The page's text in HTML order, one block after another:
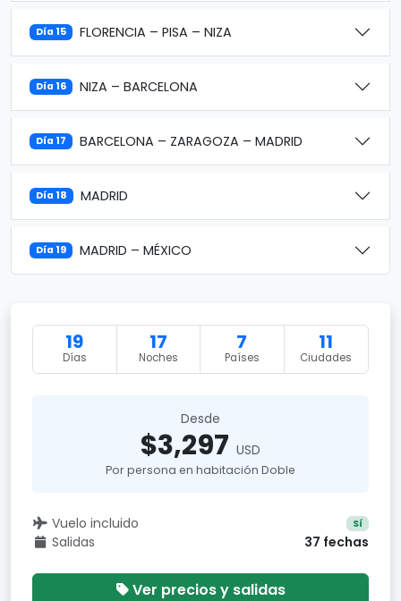
Día 15 FLORENCIA – PISA – NIZA
Día 16 NIZA – BARCELONA
Día 17 BARCELONA – ZARAGOZA – MADRID
Día 18 MADRID
Día 19 MADRID – MÉXICO
19
Días
17
Noches
7
Países
11
Ciudades
Desde
$3,297 USD
Por persona en habitación Doble
Vuelo incluido Sí
Salidas 37 fechas
Ver precios y salidas